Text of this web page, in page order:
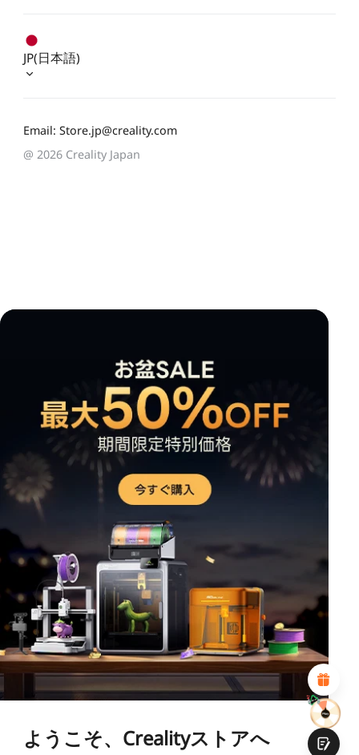
このページの満足度を評価してください:
不満足
1
2 3 4 7 8 9 10
*
あなたの満足度の理由
魅力的なビジュアルデザイン
適切な商品推薦
明確なナビゲーションとカテゴリ
豊富なコンテンツ
高速ページロード
Email: Store.jp@creality.com
JP(日本語)
@ 2026 Creality Japan
ようこそ、Crealityストアへ